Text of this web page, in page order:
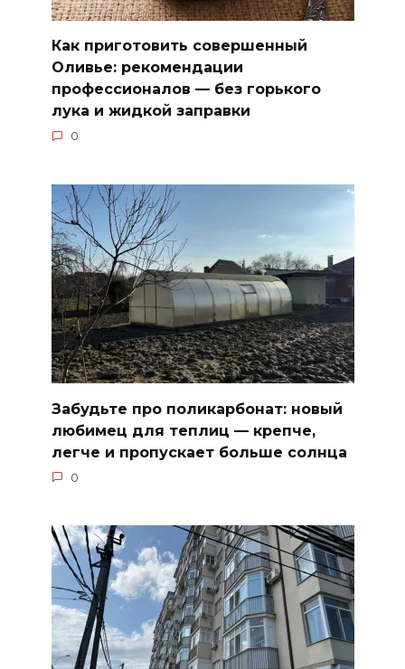
Как приготовить совершенный
Оливье: рекомендации
профессионалов — без горького
лука и жидкой заправки
0
Забудьте про поликарбонат: новый
любимец для теплиц — крепче,
легче и пропускает больше солнца
0